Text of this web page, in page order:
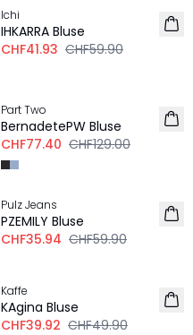
Ichi
IHKARRA Bluse
CHF41.93 CHF59.90
Part Two
BernadetePW Bluse
CHF77.40 CHF129.00
-40%
Pulz Jeans
PZEMILY Bluse
CHF35.94 CHF59.90
Kaffe
KAgina Bluse
CHF39.92 CHF49.90